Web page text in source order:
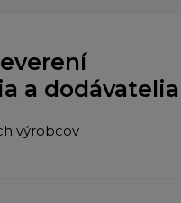
a dodávatelia
výrobcov